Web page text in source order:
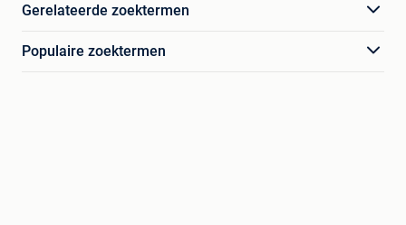
Gerelateerde zoektermen
Populaire zoektermen